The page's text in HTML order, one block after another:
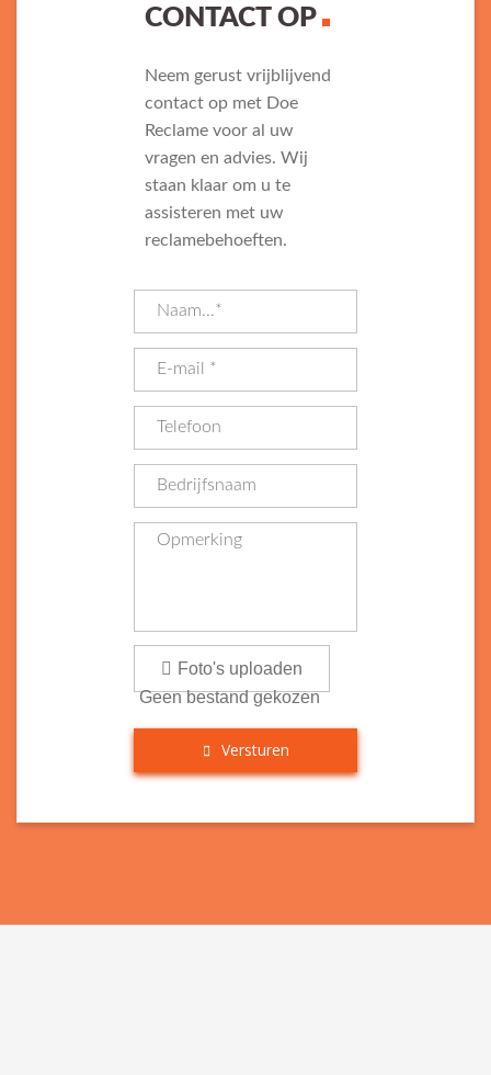
CONTACT OP
Neem gerust vrijblijvend
contact op met Doe
Reclame voor al uw
vragen en advies. Wij
staan klaar om u te
assisteren met uw
reclamebehoeften.
Foto's uploaden
Geen bestand gekozen
Versturen